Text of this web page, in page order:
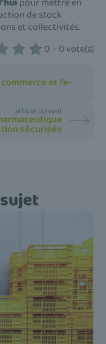
de stock
et collectivités.
0 - 0vote(s)
et l’e-
article suivant
sécurisée